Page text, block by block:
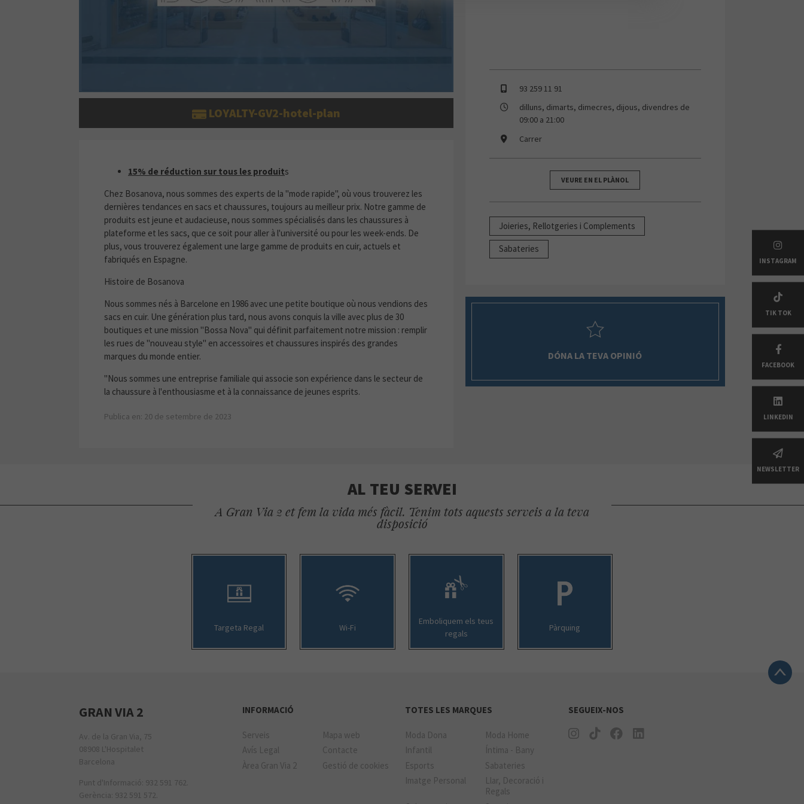
INSTAGRAM
TIK TOK
FACEBOOK
LINKEDIN
NEWSLETTER
LOYALTY-GV2-hotel-plan
15% DE RÉDUCTION SUR TOUS LES PRODUITS
15% de réduction sur tous les produits
Chez Bosanova, nous sommes des experts de la "mode rapide", où vous trouverez les
dernières tendances en sacs et chaussures, toujours au meilleur prix. Notre gamme de
produits est jeune et audacieuse, nous sommes spécialisés dans les chaussures à
plateforme et les sacs, que ce soit pour aller à l'université ou pour les week-ends. De
plus, vous trouverez également une large gamme de produits en cuir, actuels et
fabriqués en Espagne.
Histoire de Bosanova
Nous sommes nés à Barcelone en 1986 avec une petite boutique où nous vendions des
sacs en cuir. Une génération plus tard, nous avons conquis la ville avec plus de 30
boutiques et une mission "Bossa Nova" qui définit parfaitement notre mission : remplir
les rues de "nouveau style" en accessoires et chaussures inspirés des grandes
marques du monde entier.
"Nous sommes une entreprise familiale qui associe son expérience dans le secteur de
la chaussure à l'enthousiasme et à la connaissance de jeunes esprits.
Publica en: 20 de setembre de 2023
93 259 11 91
dilluns, dimarts, dimecres, dijous, divendres de
09:00 a 21:00
Carrer
VEURE EN EL PLÀNOL
Joieries, Rellotgeries i Complements
Sabateries
DÓNA LA TEVA OPINIÓ
AL TEU SERVEI
A Gran Via 2 et fem la vida més fàcil. Tenim tots aquests serveis a la teva
disposició
Targeta Regal Wi-Fi
Emboliquem els teus
regals
Pàrquing
GRAN VIA 2
Av. de la Gran Via, 75
08908 L'Hospitalet
Barcelona
Punt d'Informació: 932 591 762.
Gerència: 932 591 572.
INFORMACIÓ
Serveis
Mapa web
Avís Legal
Contacte
Àrea Gran Via 2
Gestió de cookies
TOTES LES MARQUES
Moda Dona
Moda Home
Infantil
Íntima - Bany
Esports
Sabateries
Imatge Personal
Llar, Decoració i
Regals
SEGUEIX-NOS